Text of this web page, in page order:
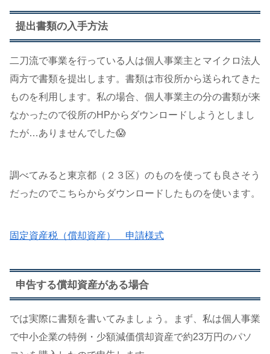
提出書類の入手方法
二刀流で事業を行っている人は個人事業主とマイクロ法人
両方で書類を提出します。書類は市役所から送られてきた
ものを利用します。私の場合、個人事業主の分の書類が来
なかったので役所のHPからダウンロードしようとしまし
たが…ありませんでした😱
調べてみると東京都（２３区）のものを使っても良さそう
だったのでこちらからダウンロードしたものを使います。
固定資産税（償却資産） 申請様式
申告する償却資産がある場合
では実際に書類を書いてみましょう。まず、私は個人事業
で中小企業の特例・少額減価償却資産で約23万円のパソ